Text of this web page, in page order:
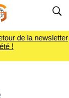
de la newsletter
!